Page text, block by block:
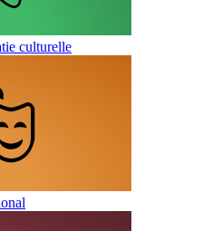
culturelle